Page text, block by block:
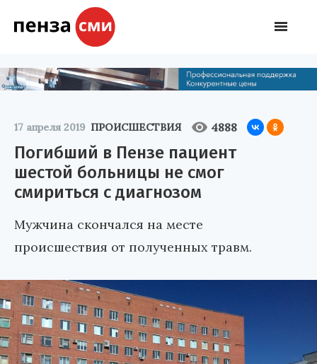
17 апреля 2019 ПРОИСШЕСТВИЯ 4888
Погибший в Пензе пациент
шестой больницы не смог
смириться с диагнозом
Мужчина скончался на месте
происшествия от полученных травм.